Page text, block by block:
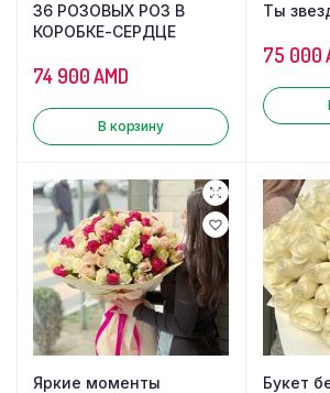
36 РОЗОВЫХ РОЗ В
КОРОБКЕ-СЕРДЦЕ
74 900AMD
В корзину
Ты
75 000
Яркие моменты Букет